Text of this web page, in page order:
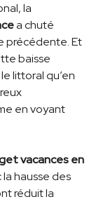
la
a chuté
précédente. Et
baisse
littoral qu’en
en voyant
vacances en
hausse des
réduit la